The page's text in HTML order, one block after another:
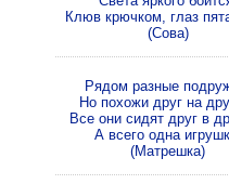
Клюв крючком, глаз
(Сова)
Рядом разные
Но похожи друг на
Все они сидят друг в
А всего одна
(Матрешка)